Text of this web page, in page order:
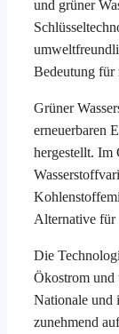
und grüner
Bedeutung für
Grüner
erneuerbaren
hergestellt. Im
Alternative für
Die
Ökostrom und
Nationale und
zunehmend